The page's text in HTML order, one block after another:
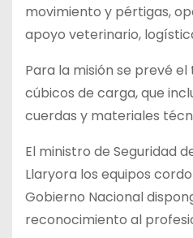
movimiento y pértigas,
apoyo veterinario,
Para la misión se prevé
cúbicos de carga, que
cuerdas y materiales
El ministro de Seguridad
Llaryora los equipos
Gobierno Nacional
reconocimiento al